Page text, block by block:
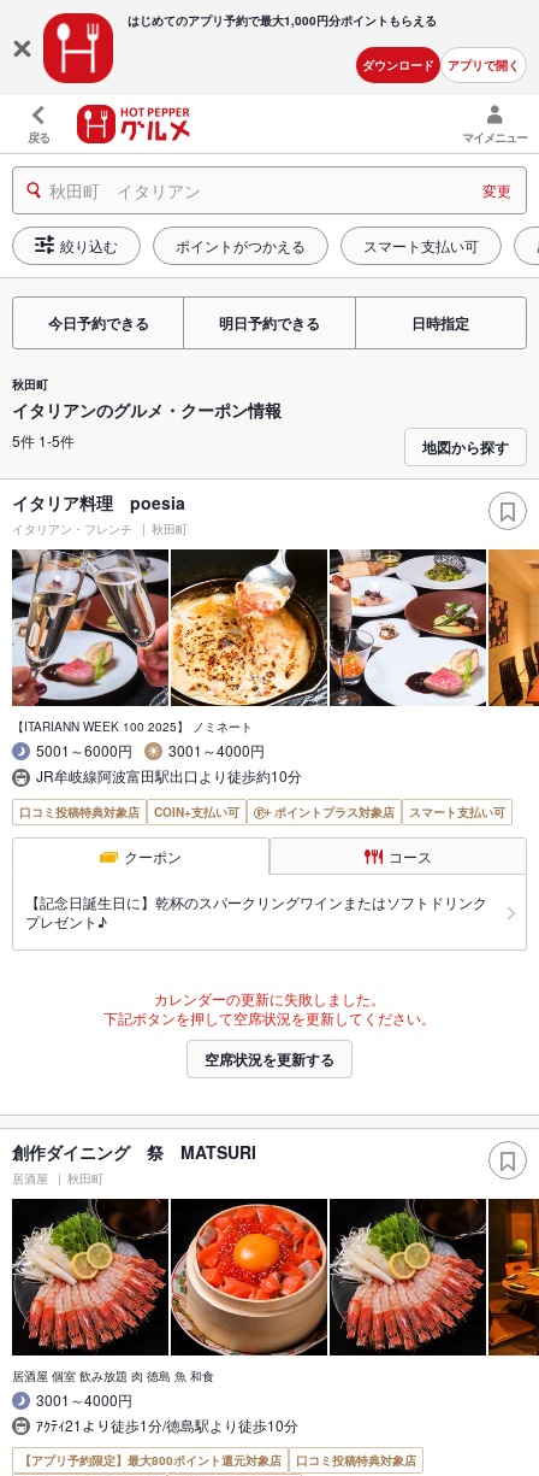
はじめてのアプリ予約で最大1,000円分ポイントもらえる
ダウンロード アプリで開く
戻る マイメニュー
秋田町 イタリアン 変更
絞り込む ポイントがつかえる スマート支払い可
今日予約できる 明日予約できる 日時指定
秋田町
イタリアンのグルメ・クーポン情報
5件 1-5件 地図から探す
イタリア料理 poesia
イタリアン・フレンチ 秋田町
【ITARIANN WEEK 100 2025】 ノミネート
5001～6000円
3001～4000円
JR牟岐線阿波富田駅出口より徒歩約10分
口コミ投稿特典対象店 COIN+支払い可 ポイントプラス対象店 スマート支払い可
クーポン コース
【記念日誕生日に】乾杯のスパークリングワインまたはソフトドリンク
プレゼント♪
カレンダーの更新に失敗しました。
下記ボタンを押して空席状況を更新してください。
空席状況を更新する
創作ダイニング 祭 MATSURI
居酒屋 秋田町
居酒屋 個室 飲み放題 肉 徳島 魚 和食
3001～4000円
ｱｸﾃｨ21より徒歩1分/徳島駅より徒歩10分
【アプリ予約限定】最大800ポイント還元対象店
口コミ投稿特典対象店